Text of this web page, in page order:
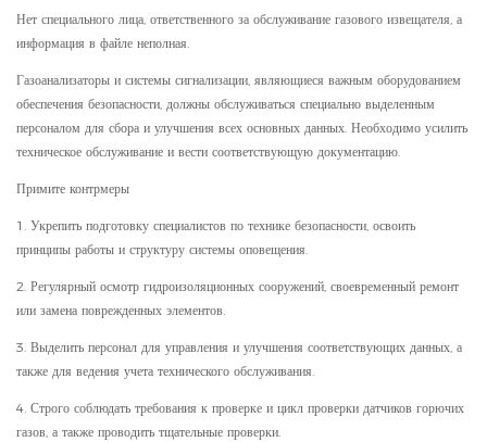
Нет специального лица, ответственного за обслуживание газового извещателя, а
информация в файле неполная.
Газоанализаторы и системы сигнализации, являющиеся важным оборудованием
обеспечения безопасности, должны обслуживаться специально выделенным
персоналом для сбора и улучшения всех основных данных. Необходимо усилить
техническое обслуживание и вести соответствующую документацию.
Примите контрмеры
1. Укрепить подготовку специалистов по технике безопасности, освоить
принципы работы и структуру системы оповещения.
2. Регулярный осмотр гидроизоляционных сооружений, своевременный ремонт
или замена поврежденных элементов.
3. Выделить персонал для управления и улучшения соответствующих данных, а
также для ведения учета технического обслуживания.
4. Строго соблюдать требования к проверке и цикл проверки датчиков горючих
газов, а также проводить тщательные проверки.